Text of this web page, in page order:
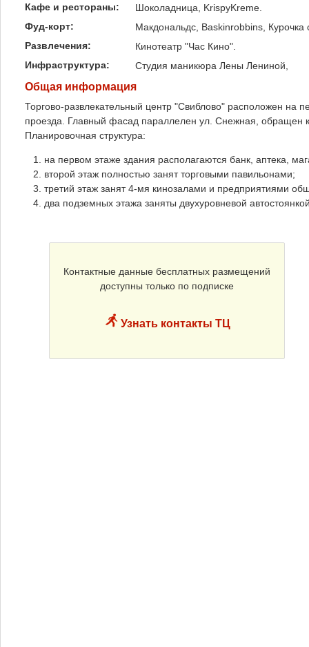
Кафе и рестораны:
Шоколадница, KrispyKreme.
Фуд-корт:
Макдональдс, Baskinrobbins,
Развлечения:
Кинотеатр "Час Кино".
Инфраструктура:
Студия маникюра Лены Лениной,
Общая информация
Торгово-развлекательный центр "Свиблово" расположен на
проезда. Главный фасад параллелен ул. Снежная, обращен
Планировочная структура:
на первом этаже здания располагаются банк, аптека,
второй этаж полностью занят торговыми павильонами;
третий этаж занят 4-мя кинозалами и предприятиями
два подземных этажа заняты двухуровневой
Контактные данные бесплатных размещений
доступны только по подписке
Узнать контакты ТЦ